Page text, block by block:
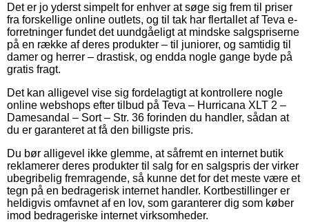
Det er jo yderst simpelt for enhver at søge sig frem til priser
fra forskellige online outlets, og til tak har flertallet af Teva e-
forretninger fundet det uundgåeligt at mindske salgspriserne
på en række af deres produkter – til juniorer, og samtidig til
damer og herrer – drastisk, og endda nogle gange byde på
gratis fragt.
Det kan alligevel vise sig fordelagtigt at kontrollere nogle
online webshops efter tilbud på Teva – Hurricana XLT 2 –
Damesandal – Sort – Str. 36 forinden du handler, sådan at
du er garanteret at få den billigste pris.
Du bør alligevel ikke glemme, at såfremt en internet butik
reklamerer deres produkter til salg for en salgspris der virker
ubegribelig fremragende, så kunne det for det meste være et
tegn på en bedragerisk internet handler. Kortbestillinger er
heldigvis omfavnet af en lov, som garanterer dig som køber
imod bedrageriske internet virksomheder.